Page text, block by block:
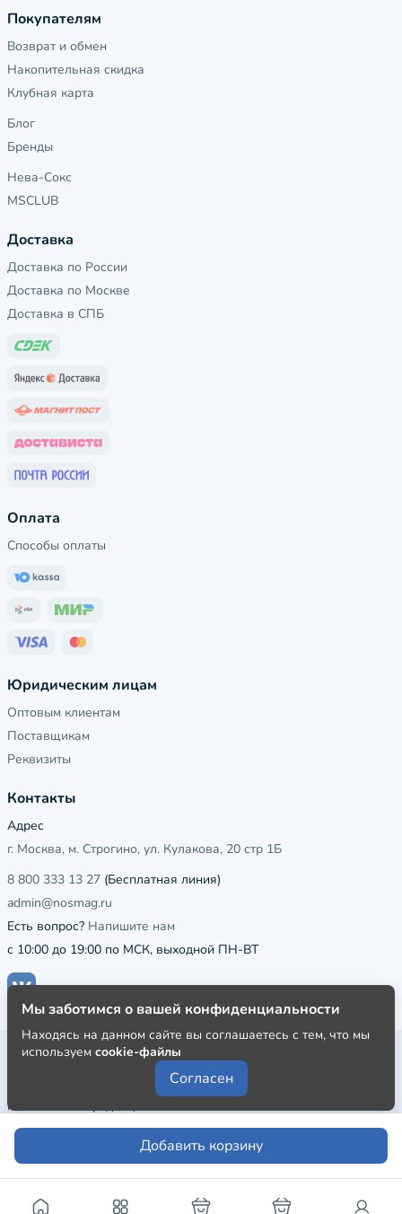
Добавить корзину
Покупателям
Возврат и обмен
Накопительная скидка
Клубная карта
Блог
Бренды
Нева-Сокс
MSCLUB
Доставка
Доставка по России
Доставка по Москве
Доставка в СПБ
Оплата
Способы оплаты
Юридическим лицам
Оптовым клиентам
Поставщикам
Реквизиты
Контакты
Адрес
г. Москва, м. Строгино, ул. Кулакова, 20 стр 1Б
8 800 333 13 27 (Бесплатная линия)
admin@nosmag.ru
Есть вопрос? Напишите нам
с 10:00 до 19:00 по МСК, выходной ПН-ВТ
Публичная оферта
Пользовательское соглашение
Политика конфиденциальности
Мы заботимся о вашей конфиденциальности
Находясь на данном сайте вы соглашаетесь с тем, что мы
используем cookie-файлы
Согласен